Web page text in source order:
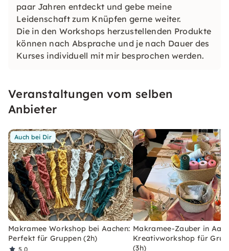
paar Jahren entdeckt und gebe meine
Leidenschaft zum Knüpfen gerne weiter.
Die in den Workshops herzustellenden Produkte
können nach Absprache und je nach Dauer des
Kurses individuell mit mir besprochen werden.
Veranstaltungen vom selben
Anbieter
Auch bei Dir
Makramee Workshop bei Aachen:
Perfekt für Gruppen (2h)
5,0
Makramee-Zauber in
Kreativworkshop für
(3h)